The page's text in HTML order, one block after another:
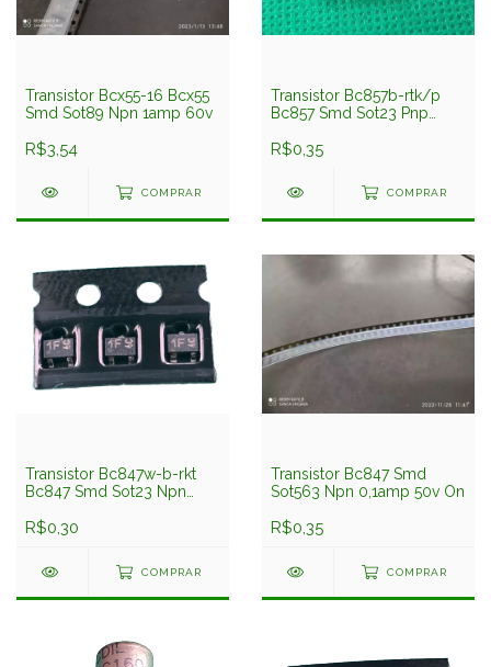
Transistor Bcx55-16 Bcx55
Smd Sot89 Npn 1amp 60v
R$3,54
COMPRAR
Transistor Bc857b-rtk/p
Bc857 Smd Sot23 Pnp
R$0,35
COMPRAR
Transistor Bc847w-b-rkt
Bc847 Smd Sot23 Npn
R$0,30
COMPRAR
Transistor Bc847 Smd
Sot563 Npn 0,1amp 50v On
R$0,35
COMPRAR